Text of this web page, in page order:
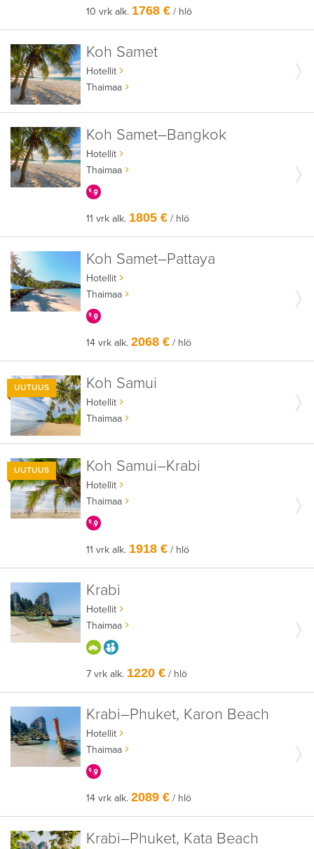
10 vrk alk. 1768 € / hlö
Koh Samet
Hotellit
Thaimaa
Koh Samet–Bangkok
Hotellit
Thaimaa
11 vrk alk. 1805 € / hlö
Koh Samet–Pattaya
Hotellit
Thaimaa
14 vrk alk.2068 € / hlö
UUTUUS Koh Samui
Hotellit
Thaimaa
UUTUUS Koh Samui–Krabi
Hotellit
Thaimaa
11 vrk alk. 1918 € / hlö
Krabi
Hotellit
Thaimaa
HYVÄÄN OLOON
7 vrk alk. 1220 € / hlö
Krabi–Phuket, Karon Beach
Hotellit
Thaimaa
14 vrk alk.2089 € / hlö
Krabi–Phuket, Kata Beach